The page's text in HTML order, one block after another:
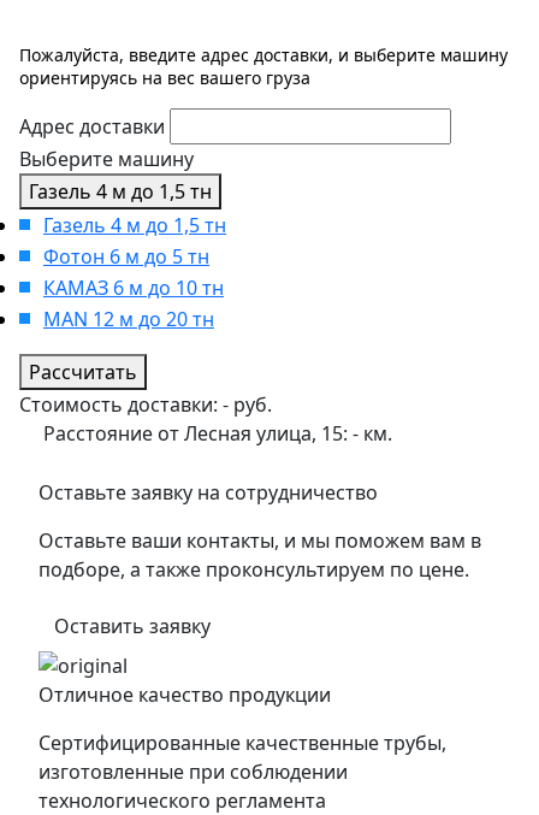
Пожалуйста, введите адрес доставки, и выберите машину
ориентируясь на вес вашего груза
Адрес доставки
Выберите машину
Газель 4 м до 1,5 тн
Газель 4 м до 1,5 тн
Фотон 6 м до 5 тн
КАМАЗ 6 м до 10 тн
MAN 12 м до 20 тн
Рассчитать
Стоимость доставки: - руб.
Расстояние от Лесная улица, 15: - км.
Оставьте заявку на сотрудничество
Оставьте ваши контакты, и мы поможем вам в
подборе, а также проконсультируем по цене.
Оставить заявку
Отличное качество продукции
Сертифицированные качественные трубы,
изготовленные при соблюдении
технологического регламента